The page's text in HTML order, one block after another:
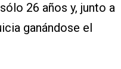
26 años y, junto a
ganándose el